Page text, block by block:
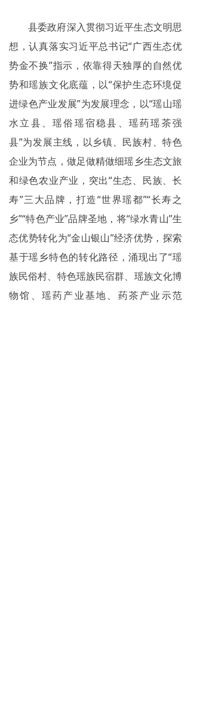
县委政府深入贯彻习近平生态文明思
想，认真落实习近平总书记“广西生态优
势金不换”指示，依靠得天独厚的自然优
势和瑶族文化底蕴，以“保护生态环境促
进绿色产业发展”为发展理念，以“瑶山瑶
水立县、瑶俗瑶宿稳县、瑶药瑶茶强
县”为发展主线，以乡镇、民族村、特色
企业为节点，做足做精做细瑶乡生态文旅
和绿色农业产业，突出“生态、民族、长
寿”三大品牌，打造“世界瑶都”“长寿之
乡”“特色产业”品牌圣地，将“绿水青山”生
态优势转化为“金山银山”经济优势，探索
基于瑶乡特色的转化路径，涌现出了“瑶
族民俗村、特色瑶族民宿群、瑶族文化博
物馆、瑶药产业基地、药茶产业示范